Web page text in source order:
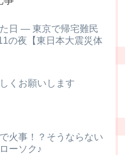
日 ― 東京で帰宅難民
の夜【東日本大震災体
くお願いします
火事！？そうならない
ーソク♪